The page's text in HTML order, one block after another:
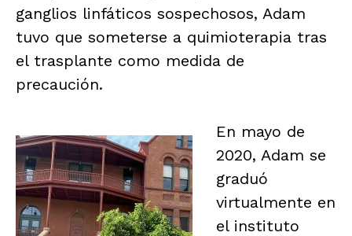
ganglios linfáticos sospechosos, Adam
tuvo que someterse a quimioterapia tras
el trasplante como medida de
precaución.
En mayo de
2020, Adam se
graduó
virtualmente en
el instituto